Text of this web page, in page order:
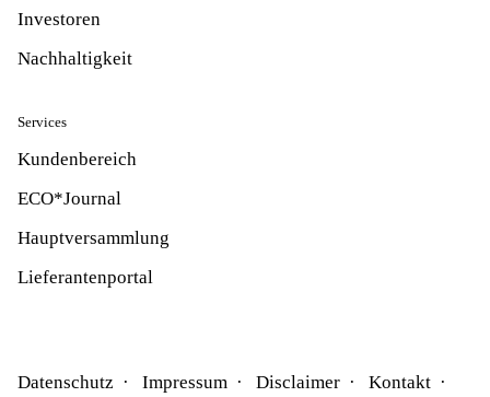
Investoren
Nachhaltigkeit
Services
Kundenbereich
ECO*Journal
Hauptversammlung
Lieferantenportal
Datenschutz Impressum Disclaimer Kontakt